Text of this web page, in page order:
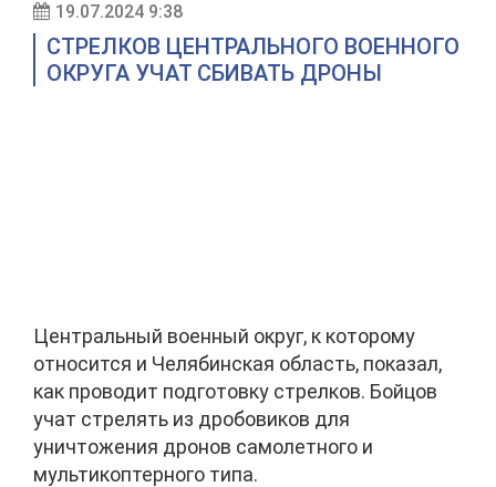
19.07.2024 9:38
СТРЕЛКОВ ЦЕНТРАЛЬНОГО ВОЕННОГО
ОКРУГА УЧАТ СБИВАТЬ ДРОНЫ
Центральный военный округ, к которому
относится и Челябинская область, показал,
как проводит подготовку стрелков. Бойцов
учат стрелять из дробовиков для
уничтожения дронов самолетного и
мультикоптерного типа.